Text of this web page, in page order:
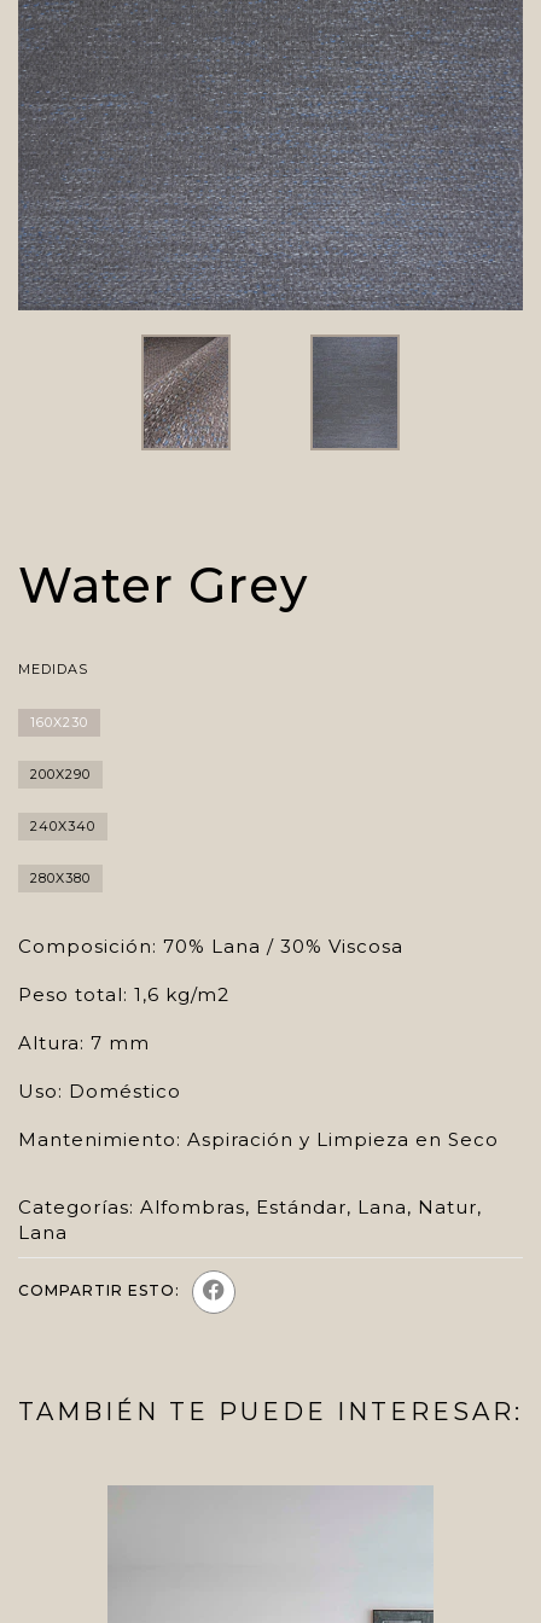
Water Grey
MEDIDAS
160X230
200X290
240X340
280X380
Composición: 70% Lana / 30% Viscosa
Peso total: 1,6 kg/m2
Altura: 7 mm
Uso: Doméstico
Mantenimiento: Aspiración y Limpieza en Seco
Categorías: Alfombras, Estándar, Lana, Natur,
Lana
COMPARTIR ESTO:
TAMBIÉN TE PUEDE INTERESAR: